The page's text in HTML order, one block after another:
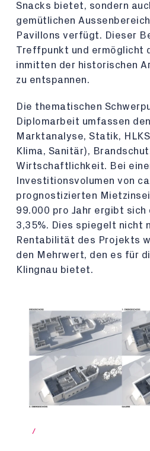
Snacks bietet, sondern
gemütlichen
Pavillons verfügt. Dieser
Treffpunkt und ermöglicht
inmitten der historischen
zu entspannen.
Die thematischen
Diplomarbeit umfassen
Marktanalyse, Statik,
Klima, Sanitär),
Wirtschaftlichkeit. Bei
Investitionsvolumen von
prognostizierten
99.000 pro Jahr ergibt sich
3,35%. Dies spiegelt nicht
Rentabilität des Projekts
den Mehrwert, den es für
Klingnau bietet.
/